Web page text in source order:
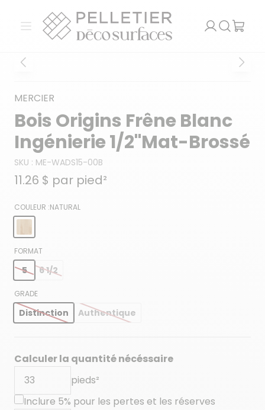
Ouvrir le menu
Pelletier Déco Surfaces
MERCIER
Bois Origins Frêne Blanc
Ingénierie 1/2''Mat-Brossé
SKU : ME-WADS15-00B
11.26 $ par pied²
COULEUR :NATURAL
FORMAT
5 6 1/2
GRADE
Distinction Authentique
Calculer la quantité nécéssaire
pieds²
Inclure 5% pour les pertes et les réserves